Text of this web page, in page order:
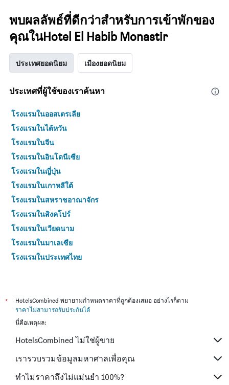
พบผลลัพธ์ที่ดีกว่าสำหรับการเข้าพักของ
คุณในHotel El Habib Monastir
ประเทศยอดนิยม เมืองยอดนิยม
ประเทศที่ผู้ใช้ของเราค้นหา
โรงแรมในออสเตรเลีย
โรงแรมในไต้หวัน
โรงแรมในจีน
โรงแรมในอินโดนีเซีย
โรงแรมในญี่ปุ่น
โรงแรมในเกาหลีใต้
โรงแรมในสหราชอาณาจักร
โรงแรมในสิงคโปร์
โรงแรมในเวียดนาม
โรงแรมในมาเลเซีย
โรงแรมในประเทศไทย
*
HotelsCombined พยายามกำหนดราคาที่ถูกต้องเสมอ อย่างไรก็ตาม
ราคาไม่สามารถรับประกันได้
นี่คือเหตุผล:
HotelsCombined ไม่ใช่ผู้ขาย
เรารวบรวมข้อมูลมหาศาลเพื่อคุณ
ทำไมราคาถึงไม่แม่นยำ 100%?